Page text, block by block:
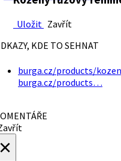
Uložit Zavřít
KDE TO SEHNAT
burga.cz/products/
burga.cz/products…